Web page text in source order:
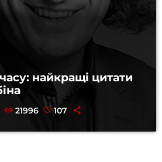
найкращі цитати
21996 107